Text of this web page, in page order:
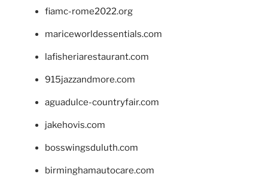
fiamc-rome2022.org
mariceworldessentials.com
lafisheriarestaurant.com
915jazzandmore.com
aguadulce-countryfair.com
jakehovis.com
bosswingsduluth.com
birminghamautocare.com